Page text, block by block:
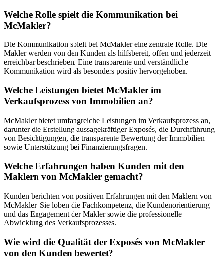
Welche Rolle spielt die Kommunikation bei
McMakler?
Die Kommunikation spielt bei McMakler eine zentrale Rolle. Die
Makler werden von den Kunden als hilfsbereit, offen und jederzeit
erreichbar beschrieben. Eine transparente und verständliche
Kommunikation wird als besonders positiv hervorgehoben.
Welche Leistungen bietet McMakler im
Verkaufsprozess von Immobilien an?
McMakler bietet umfangreiche Leistungen im Verkaufsprozess an,
darunter die Erstellung aussagekräftiger Exposés, die Durchführung
von Besichtigungen, die transparente Bewertung der Immobilien
sowie Unterstützung bei Finanzierungsfragen.
Welche Erfahrungen haben Kunden mit den
Maklern von McMakler gemacht?
Kunden berichten von positiven Erfahrungen mit den Maklern von
McMakler. Sie loben die Fachkompetenz, die Kundenorientierung
und das Engagement der Makler sowie die professionelle
Abwicklung des Verkaufsprozesses.
Wie wird die Qualität der Exposés von McMakler
von den Kunden bewertet?